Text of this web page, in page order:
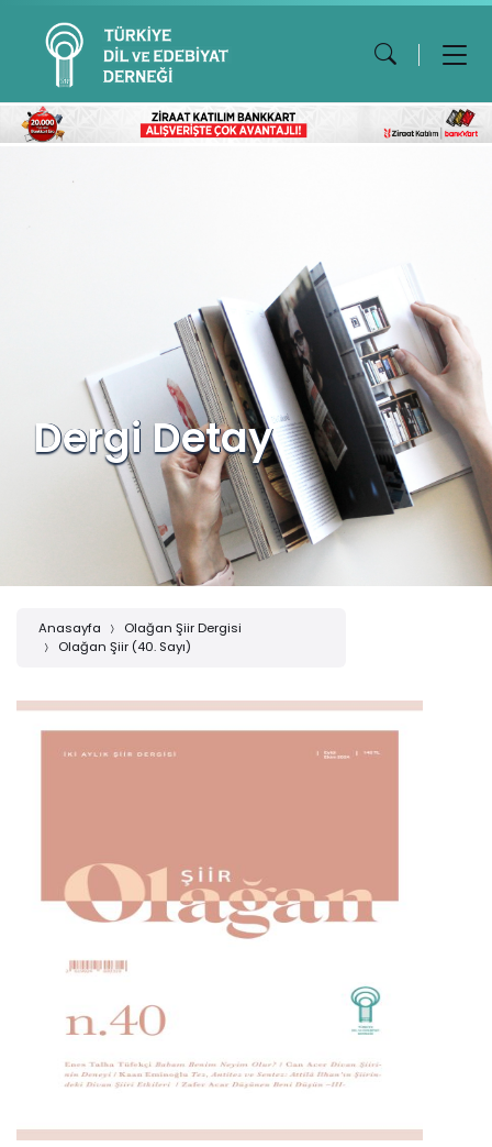
Dergi Detay
Anasayfa
Olağan Şiir Dergisi
Olağan Şiir (40. Sayı)